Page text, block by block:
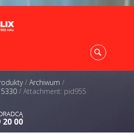
/ Archiwum /
/ Attachment: pid955